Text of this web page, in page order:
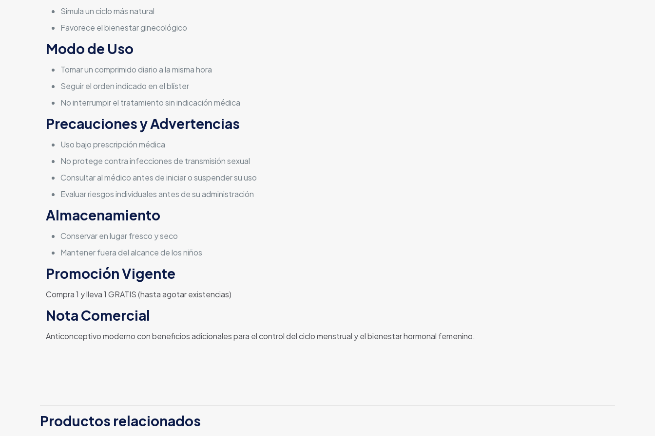
Simula un ciclo más natural
Favorece el bienestar ginecológico
Modo de Uso
Tomar un comprimido diario a la misma hora
Seguir el orden indicado en el blíster
No interrumpir el tratamiento sin indicación médica
Precauciones y Advertencias
Uso bajo prescripción médica
No protege contra infecciones de transmisión sexual
Consultar al médico antes de iniciar o suspender su uso
Evaluar riesgos individuales antes de su administración
Almacenamiento
Conservar en lugar fresco y seco
Mantener fuera del alcance de los niños
Promoción Vigente
Compra 1 y lleva 1 GRATIS (hasta agotar existencias)
Nota Comercial
Anticonceptivo moderno con beneficios adicionales para el control del ciclo menstrual y el bienestar hormonal femenino.
Productos relacionados